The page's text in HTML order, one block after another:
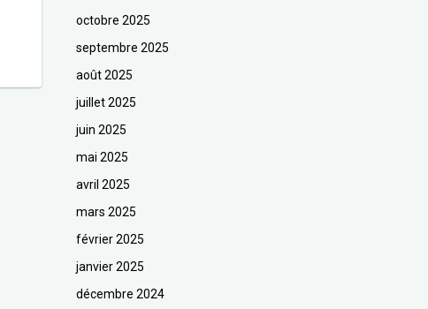
octobre 2025
septembre 2025
août 2025
juillet 2025
juin 2025
mai 2025
avril 2025
mars 2025
février 2025
janvier 2025
décembre 2024